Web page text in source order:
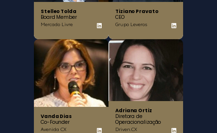
Stelleo Tolda
Board Member
Mercado Livre
Tiziano Pravato
CEO
Grupo Leveros
Vanda Dias
Co-Founder
Avenida CX
Adriana Ortiz
Diretora de
Operacionalização
Driven.CX